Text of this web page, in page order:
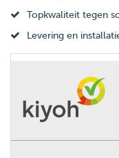
Topkwaliteit tegen
Levering en